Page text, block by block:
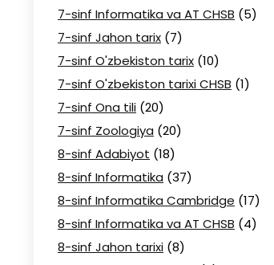
7-sinf Informatika va AT CHSB (5)
7-sinf Jahon tarix (7)
7-sinf O'zbekiston tarix (10)
7-sinf O'zbekiston tarixi CHSB (1)
7-sinf Ona tili (20)
7-sinf Zoologiya (20)
8-sinf Adabiyot (18)
8-sinf Informatika (37)
8-sinf Informatika Cambridge (17)
8-sinf Informatika va AT CHSB (4)
8-sinf Jahon tarixi (8)